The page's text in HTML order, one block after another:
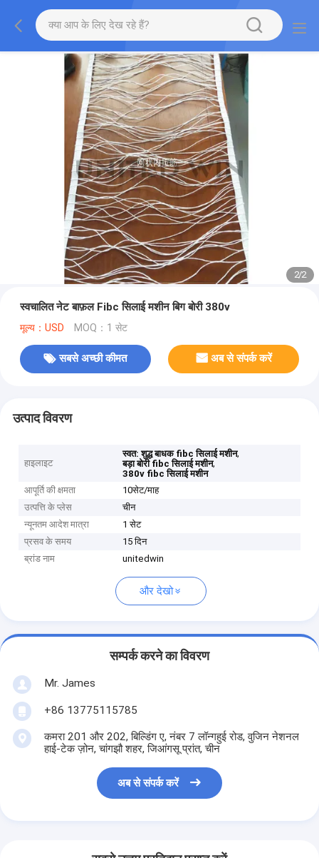
2/2
स्वचालित नेट बाफ़ल Fibc सिलाई मशीन बिग बोरी 380v
मूल्य：USD MOQ：1 सेट
सबसे अच्छी कीमत अब से संपर्क करें
उत्पाद विवरण
हाइलाइट
स्वत: शुद्ध बाधक fibc सिलाई मशीन,
बड़ा बोरी fibc सिलाई मशीन,
380v fibc सिलाई मशीन
आपूर्ति की क्षमता
10सेट/माह
उत्पत्ति के प्लेस
चीन
न्यूनतम आदेश मात्रा
1 सेट
प्रसव के समय
15 दिन
ब्रांड नाम
unitedwin
और देखो
सम्पर्क करने का विवरण
Mr. James
+86 13775115785
कमरा 201 और 202, बिल्डिंग ए, नंबर 7 लॉन्गहुई रोड, वुजिन नेशनल
हाई-टेक ज़ोन, चांगझौ शहर, जिआंगसू प्रांत, चीन
अब से संपर्क करें